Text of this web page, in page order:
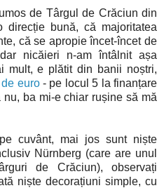
de Târgul de Crăciun din
direcție bună, că majoritatea
că se apropie încet-încet de
nicăieri n-am întâlnit așa
mult, e plătit din banii noștri,
euro- pe locul 5 la finanțare
ba mi-e chiar rușine să mă
cuvânt, mai jos sunt niște
Nürnberg (care are unul
de Crăciun), observați
niște decorațiuni simple, cu